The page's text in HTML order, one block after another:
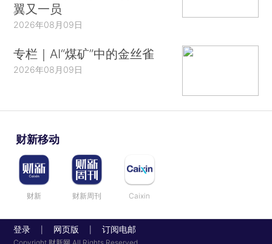
翼又一员
2026年08月09日
专栏｜AI“煤矿”中的金丝雀
2026年08月09日
财新移动
财新 财新周刊 Caixin
登录 网页版 订阅电邮